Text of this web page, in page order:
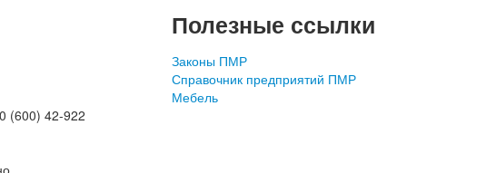
Полезные ссылки
Законы ПМР
Справочник предприятий ПМР
Мебель
(600) 42-922